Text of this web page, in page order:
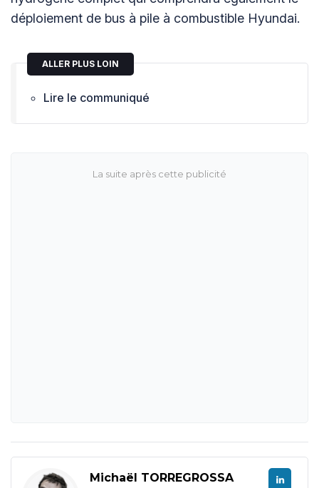
déploiement de bus à pile à combustible Hyundai.
ALLER PLUS LOIN
Lire le communiqué
Michaël TORREGROSSA